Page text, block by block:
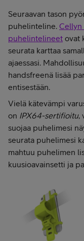
Seuraavan tason
puhelinteline. Cellyn
puhelintelineet ovat
seurata karttaa
ajaessasi.
handsfreenä lisää
entisestään.
Vielä kätevämpi
on IPX64-sertifioitu,
suojaa puhelimesi
seurata puhelimesi
mahtuu puhelimen
kuusioavainsetti ja